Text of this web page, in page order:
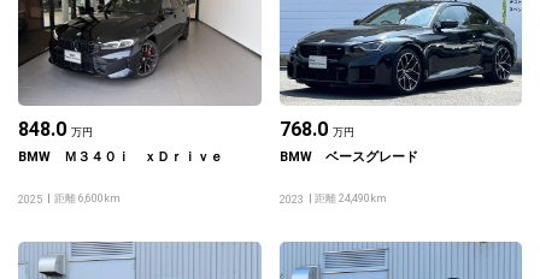
848.0 万円
BMW Ｍ３４０ｉ ｘＤｒｉｖｅ
2025 距離 6,600km
768.0 万円
BMW ベースグレード
2023 距離 24,490km